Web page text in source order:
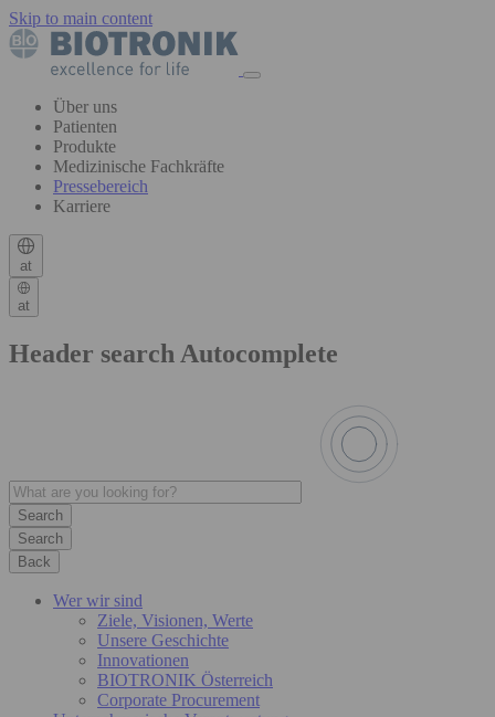
Skip to main content
Über uns
Patienten
Produkte
Medizinische Fachkräfte
Pressebereich
Karriere
at
at
Header search Autocomplete
Search
Back
Wer wir sind
Ziele, Visionen, Werte
Unsere Geschichte
Innovationen
BIOTRONIK Österreich
Corporate Procurement